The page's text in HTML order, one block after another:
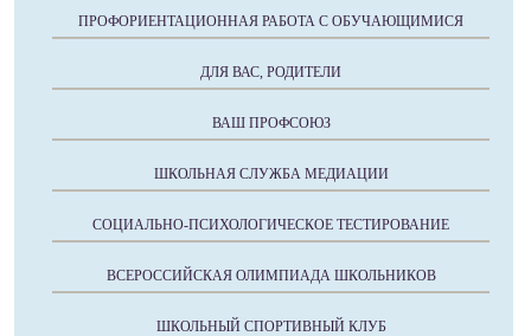
ПРОФОРИЕНТАЦИОННАЯ РАБОТА С ОБУЧАЮЩИМИСЯ
ДЛЯ ВАС, РОДИТЕЛИ
ВАШ ПРОФСОЮЗ
ШКОЛЬНАЯ СЛУЖБА МЕДИАЦИИ
СОЦИАЛЬНО-ПСИХОЛОГИЧЕСКОЕ ТЕСТИРОВАНИЕ
ВСЕРОССИЙСКАЯ ОЛИМПИАДА ШКОЛЬНИКОВ
ШКОЛЬНЫЙ СПОРТИВНЫЙ КЛУБ